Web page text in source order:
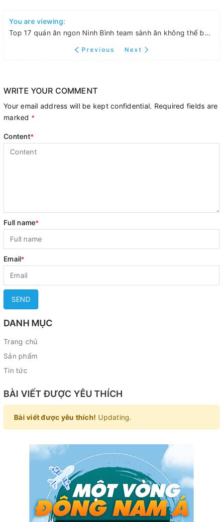
You are viewing:
Top 17 quán ăn ngon Ninh Bình team sành ăn không thể bỏ lỡ
Previous Next
WRITE YOUR COMMENT
Your email address will be kept confidential. Required fields are
marked *
Content*
Full name*
Email*
SEND
DANH MỤC
Trang chủ
Sản phẩm
Tin tức
BÀI VIẾT ĐƯỢC YÊU THÍCH
Bài viết được yêu thích! Updating.